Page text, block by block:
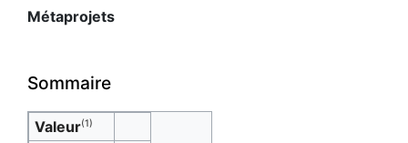
Métaprojets
Sommaire
Valeur(1)